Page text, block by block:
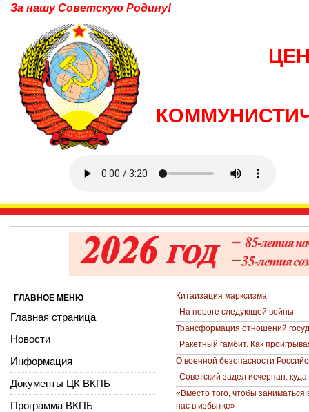
За нашу Советскую Родину!
Китаизация марксизма
На пороге следующей войны
Трансформация отношений
Ракетный гамбит. Как
О военной безопасности
Советский задел исчерпан:
«Вместо того, чтобы
нас в избытке»
ГЛАВНОЕ МЕНЮ
Главная страница
Новости
Информация
Документы ЦК ВКПБ
Программа ВКПБ